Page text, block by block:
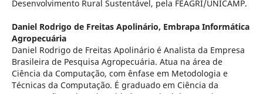
Desenvolvimento Rural Sustentável, pela FEAGRI/UNICAMP.
Daniel Rodrigo de Freitas Apolinário, Embrapa Informática
Agropecuária
Daniel Rodrigo de Freitas Apolinário é Analista da Empresa
Brasileira de Pesquisa Agropecuária. Atua na área de
Ciência da Computação, com ênfase em Metodologia e
Técnicas da Computação. É graduado em Ciência da